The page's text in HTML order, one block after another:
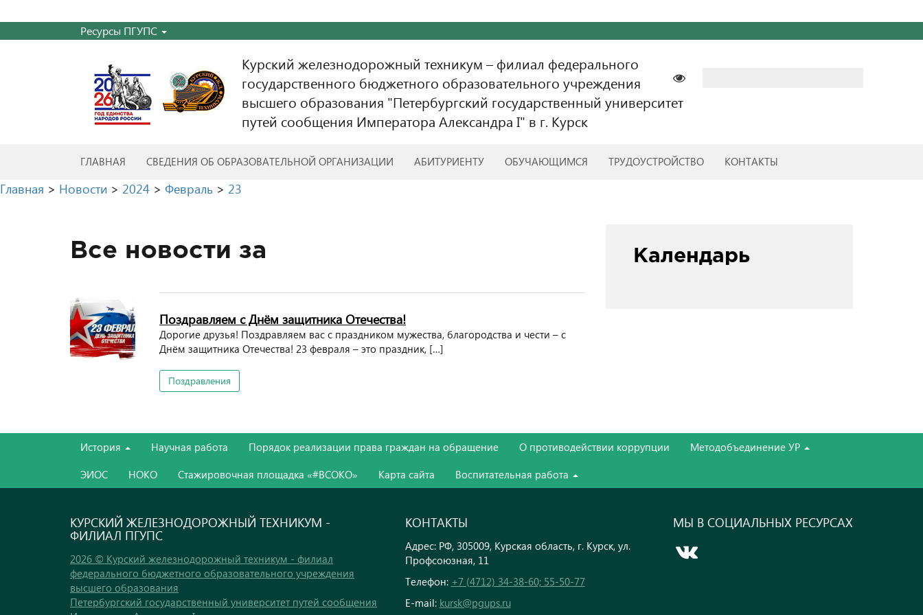
Ресурсы ПГУПС
Курский железнодорожный техникум – филиал федерального
государственного бюджетного образовательного учреждения
высшего образования "Петербургский государственный университет
путей сообщения Императора Александра I" в г. Курск
ГЛАВНАЯ СВЕДЕНИЯ ОБ ОБРАЗОВАТЕЛЬНОЙ ОРГАНИЗАЦИИ АБИТУРИЕНТУ ОБУЧАЮЩИМСЯ ТРУДОУСТРОЙСТВО КОНТАКТЫ
Главная > Новости > 2024 > Февраль > 23
Все новости за
Поздравляем с Днём защитника Отечества!
Дорогие друзья! Поздравляем вас с праздником мужества, благородства и чести – с
Днём защитника Отечества! 23 февраля – это праздник, […]
Поздравления
Календарь
История Научная работа Порядок реализации права граждан на обращение О противодействии коррупции
Методобъединение УР
ЭИОС
НОКО Стажировочная площадка «#ВСОКО» Карта сайта Воспитательная работа
КУРСКИЙ ЖЕЛЕЗНОДОРОЖНЫЙ ТЕХНИКУМ -
ФИЛИАЛ ПГУПС
2026 © Курский железнодорожный техникум - филиал
федерального бюджетного образовательного учреждения
высшего образования
Петербургский государственный университет путей сообщения
КОНТАКТЫ
Адрес: РФ, 305009, Курская область, г. Курск, ул.
Профсоюзная, 11
Телефон: +7 (4712) 34-38-60; 55-50-77
E-mail: kursk@pgups.ru
МЫ В СОЦИАЛЬНЫХ РЕСУРСАХ